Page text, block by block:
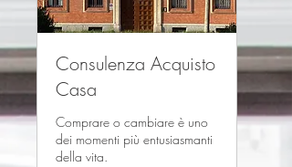
Consulenza Acquisto
Casa
Comprare o cambiare è uno
dei momenti più entusiasmanti
della vita.